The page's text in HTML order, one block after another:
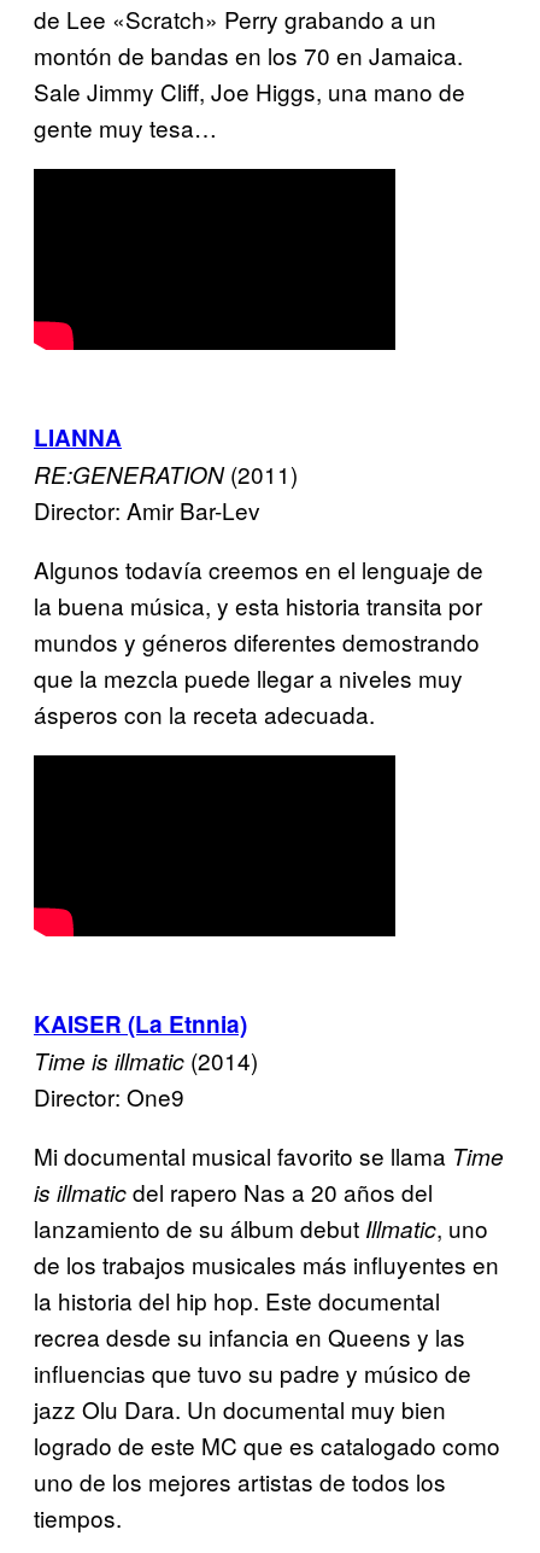
de Lee «Scratch» Perry grabando a un
montón de bandas en los 70 en Jamaica.
Sale Jimmy Cliff, Joe Higgs, una mano de
gente muy tesa…
LIANNA
RE:GENERATION(2011)
Director: Amir Bar-Lev
Algunos todavía creemos en el lenguaje de
la buena música, y esta historia transita por
mundos y géneros diferentes demostrando
que la mezcla puede llegar a niveles muy
ásperos con la receta adecuada.
KAISER (La Etnnia)
Time is illmatic (2014)
Director: One9
Mi documental musical favorito se llama Time
is illmaticdel rapero Nas a 20 años del
lanzamiento de su álbum debut Illmatic, uno
de los trabajos musicales más influyentes en
la historia del hip hop. Este documental
recrea desde su infancia en Queens y las
influencias que tuvo su padre y músico de
jazz Olu Dara. Un documental muy bien
logrado de este MC que es catalogado como
uno de los mejores artistas de todos los
tiempos.